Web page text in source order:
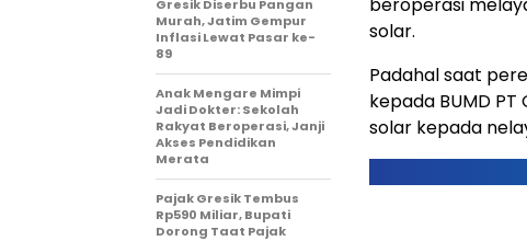
solar.
Padahal saat
kepada BUMD
solar kepada
Gresik Diserbu Pangan
Murah, Jatim Gempur
Inflasi Lewat Pasar ke-
89
Anak Mengare Mimpi
Jadi Dokter: Sekolah
Rakyat Beroperasi, Janji
Akses Pendidikan
Merata
Pajak Gresik Tembus
Rp590 Miliar, Bupati
Dorong Taat Pajak